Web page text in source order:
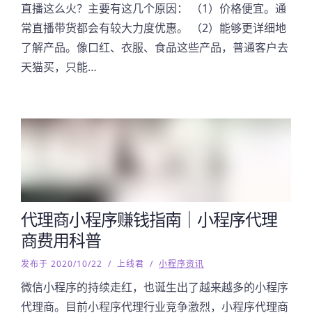
直播这么火？主要有这几个原因： （1）价格便宜。通
常直播带货都会有较大力度优惠。 （2）能够更详细地
了解产品。像口红、衣服、食品这些产品，普通客户去
天猫买，只能…
代理商小程序赚钱指南｜小程序代理
商费用科普
发布于 2020/10/22 / 上线君 / 小程序资讯
微信小程序的持续走红，也诞生出了越来越多的小程序
代理商。目前小程序代理行业竞争激烈，小程序代理商